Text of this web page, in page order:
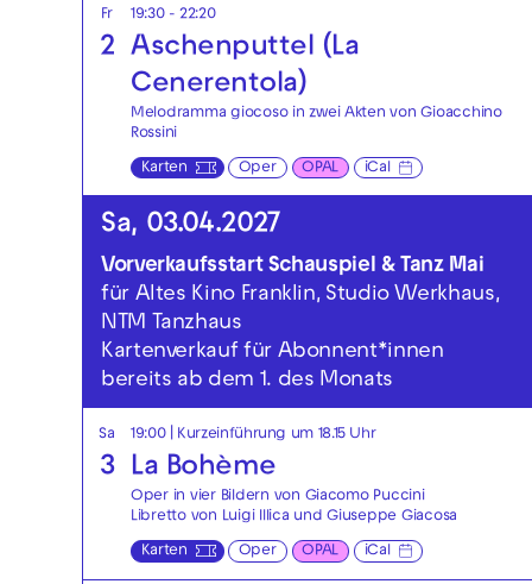
Fr
2
19:30 - 22:20
Aschenputtel (La
Cenerentola)
Melodramma giocoso in zwei Akten von Gioacchino
Rossini
Karten Oper OPAL iCal
Sa, 03.04.2027
Vorverkaufsstart Schauspiel & Tanz Mai
für Altes Kino Franklin, Studio Werkhaus,
NTM Tanzhaus
Kartenverkauf für Abonnent*innen
bereits ab dem 1. des Monats
Sa
3
19:00 | Kurzeinführung um 18.15 Uhr
La Bohème
Oper in vier Bildern von Giacomo Puccini
Libretto von Luigi Illica und Giuseppe Giacosa
Karten Oper OPAL iCal